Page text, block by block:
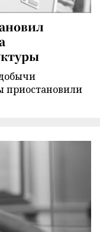
приостановили